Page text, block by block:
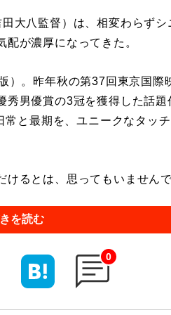
大八監督）は、相変わらずシ
が濃厚になってきた。
。昨年秋の第37回東京国際
秀男優賞の3冠を獲得した話題
と最期を、ユニークなタッチ
けるとは、思ってもいません
を読む
0